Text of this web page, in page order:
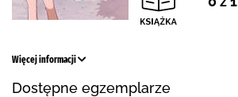
Więcej informacji
Dostępne egzemplarze